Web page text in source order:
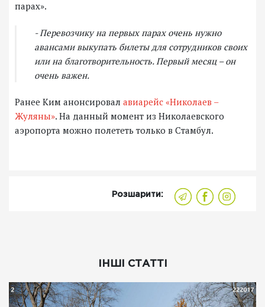
парах».
- Перевозчику на первых парах очень нужно
авансами выкупать билеты для сотрудников своих
или на благотворительность. Первый месяц – он
очень важен.
Ранее Ким анонсировал авиарейс «Николаев –
Жуляны». На данный момент из Николаевского
аэропорта можно полететь только в Стамбул.
Розшарити:
ІНШІ СТАТТІ